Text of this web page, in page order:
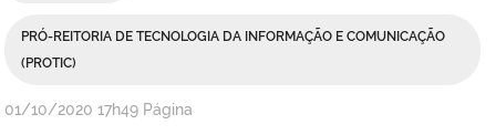
PRÓ-REITORIA DE TECNOLOGIA DA INFORMAÇÃO E COMUNICAÇÃO
(PROTIC)
publicado
01/10/2020 17h49 Página